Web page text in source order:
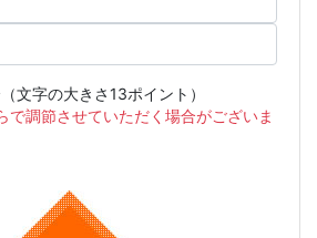
文字の大きさ13ポイント）
で調節させていただく場合がございま